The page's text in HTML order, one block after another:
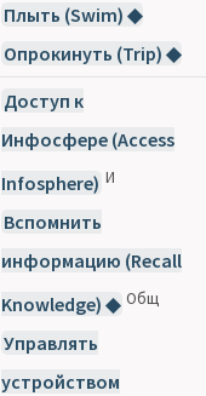
Плыть (Swim) ◆
Опрокинуть (Trip) ◆
Доступ к
Инфосфере (Access
Infosphere) И
Вспомнить
информацию (Recall
Knowledge) ◆ Общ
Управлять
устройством